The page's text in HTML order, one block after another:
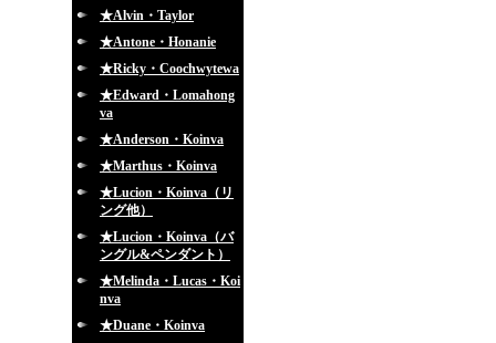
★Alvin・Taylor
★Antone・Honanie
★Ricky・Coochwytewa
★Edward・Lomahong
va
★Anderson・Koinva
★Marthus・Koinva
★Lucion・Koinva（リ
ング他）
★Lucion・Koinva（バ
ングル&ペンダント）
★Melinda・Lucas・Koi
nva
★Duane・Koinva